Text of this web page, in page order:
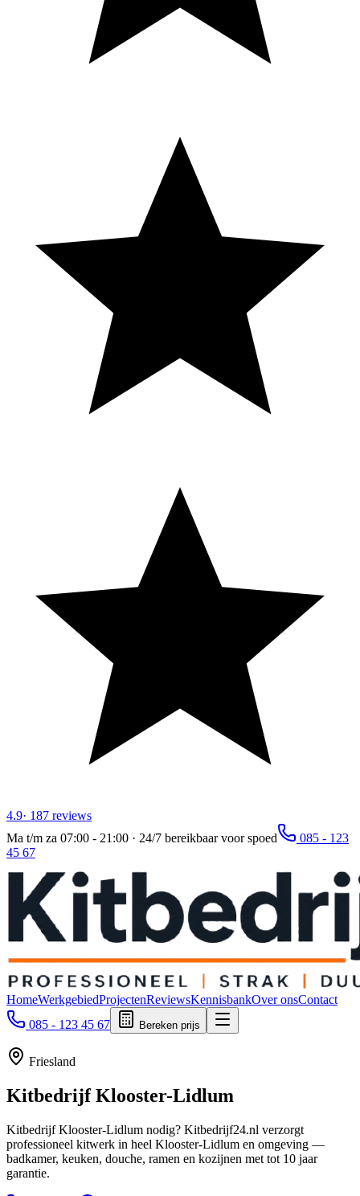
4.9· 187 reviews
Ma t/m za 07:00 - 21:00 · 24/7 bereikbaar voor spoed
085 - 123
45 67
HomeWerkgebiedProjectenReviewsKennisbankOver onsContact
085 - 123 45 67
Bereken prijs
Friesland
KitbedrijfKlooster-Lidlum
Kitbedrijf Klooster-Lidlum nodig? Kitbedrijf24.nl verzorgt
professioneel kitwerk in heel Klooster-Lidlum en omgeving —
badkamer, keuken, douche, ramen en kozijnen met tot 10 jaar
garantie.